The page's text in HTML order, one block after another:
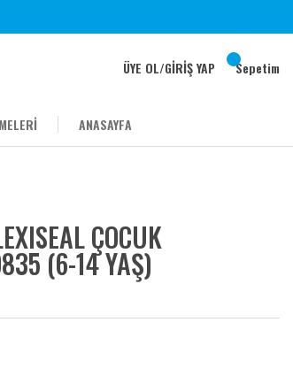
ÜYE OL/GİRİŞ YAP Sepetim
ANASAYFA
ÇOCUK
(6-14 YAŞ)